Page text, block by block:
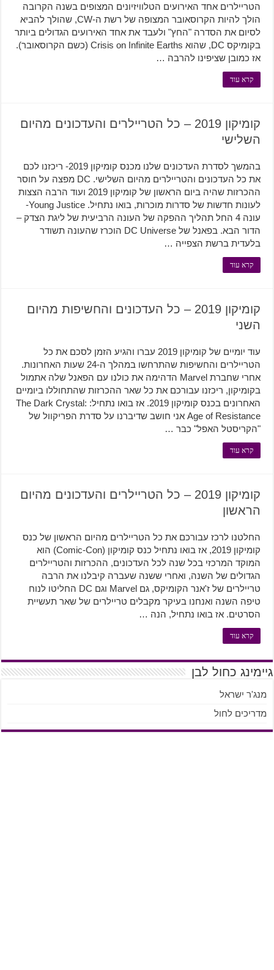
הטריילרים אחד האירועים הטלוויזיונים המצופים בשנה הקרובה
הולך להיות הקרוסאובר המצופה של רשת ה-CW, שהולך להביא
לסיום את הסדרה "החץ" ולעבד את אחד האירועים הגדולים ביותר
בקומיקס DC, שהוא Crisis on Infinite Earths (כשם הקרוסאובר).
אז כמובן שציפינו להרבה …
קרא עוד
קומיקון 2019 – כל הטריילרים והעדכונים מהיום
השלישי
בהמשך לסדרת העדכונים שלנו מכנס קומיקון 2019- ריכזנו לכם
את כל העדכונים והטריילרים מהיום השלישי. DC מפצה על חוסר
ההכרזות שהיה ביום הראשון של קומיקון 2019 ועוד הרבה הצצות
לעונות חדשות של סדרות מוכרות, בואו נתחיל. Young Justice-
עונה 4 החל תהליך ההפקה של העונה הרביעית של ליגת הצדק –
הדור הבא. בפאנל של DC Universe הוכרז שהעונה תשודר
בלעדית ברשת הצפייה …
קרא עוד
קומיקון 2019 – כל העדכונים והחשיפות מהיום
השני
עוד יומיים של קומיקון 2019 עברו והגיע הזמן לסכם את כל
הטריילרים והחשיפות שהתרחשו במהלך ה-24 שעות האחרונות.
אחרי שחברת Marvel הדהימה את כולנו עם הפאנל שלה אתמול
בקומיקון, ריכזנו עבורכם את כל שאר ההכרזות שהתחוללו ביומיים
האחרונים בכנס קומיקון 2019. אז בואו נתחיל: The Dark Crystal:
Age of Resistance אני חושב שדיברנו על סדרת הפריקוול של
"הקריסטל האפל" כבר …
קרא עוד
קומיקון 2019 – כל הטריילרים והעדכונים מהיום
הראשון
החלטנו לרכז עבורכם את כל הטריילרים מהיום הראשון של כנס
קומיקון 2019, אז בואו נתחיל כנס קומיקון (Comic-Con) הוא
המוקד המרכזי בכל שנה לכל העדכונים, ההכרזות והטריילרים
הגדולים של השנה, ואחרי ששנה שעברה קיבלנו את הרבה
טריילרים של ז'אנר הקומיקס, גם Marvel וגם DC החליטו לנוח
טיפה השנה ואנחנו בעיקר מקבלים טריילרים של שאר תעשיית
הסרטים. אז בואו נתחיל, הנה …
קרא עוד
גיימינג כחול לבן
מנג'ר ישראל
מדריכים לחול